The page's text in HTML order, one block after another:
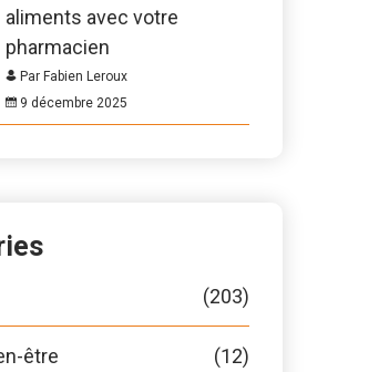
aliments avec votre
pharmacien
Par Fabien Leroux
9 décembre 2025
(203)
être (12)